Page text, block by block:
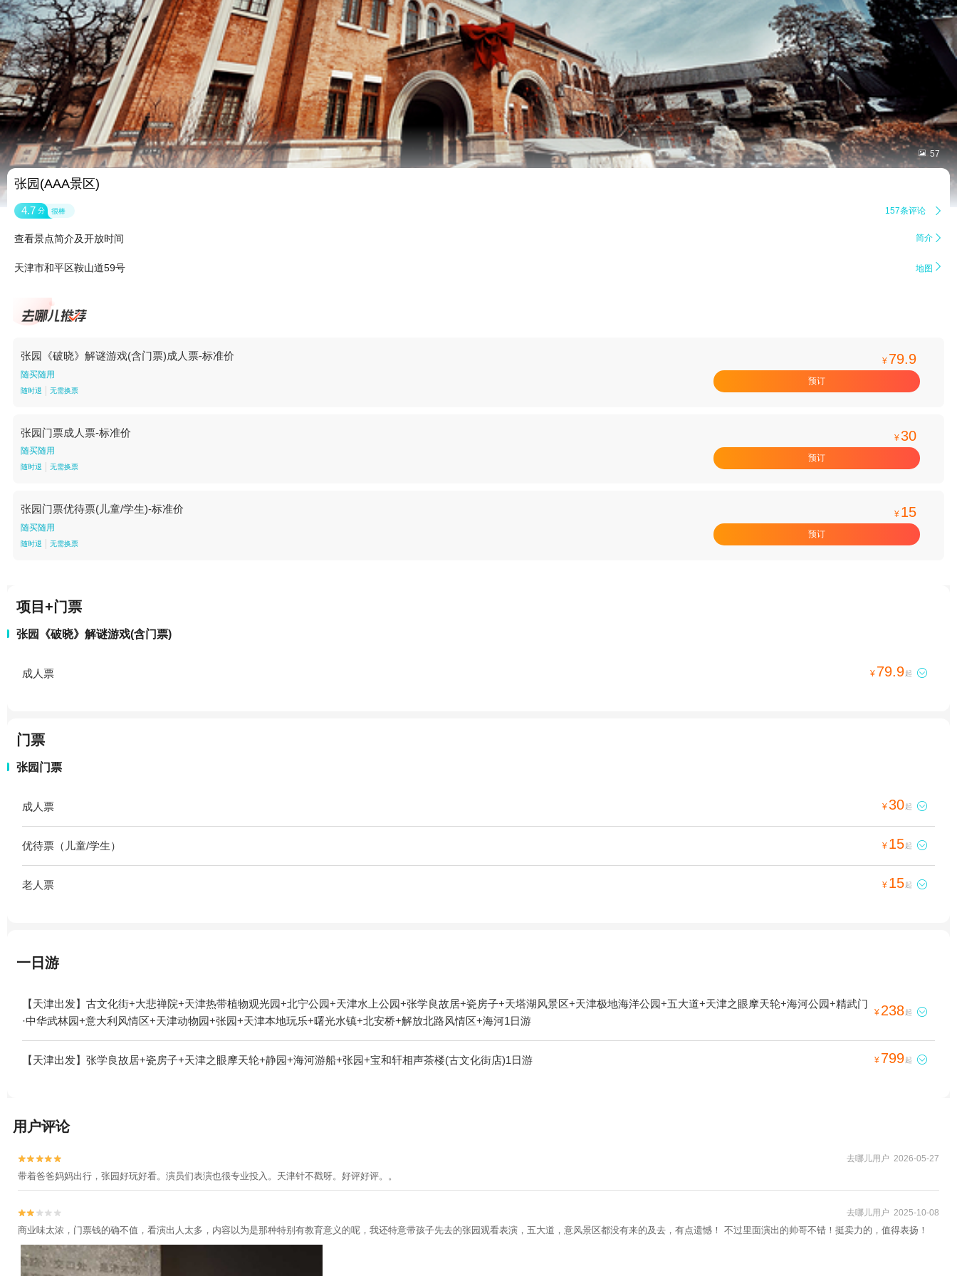
 57
张园(AAA景区)
4.7 分 很棒 157条评论 
查看景点简介及开放时间 简介 
天津市和平区鞍山道59号 地图 
张园《破晓》解谜游戏(含门票)成人票-标准价
随买随用
随时退 无需换票
¥ 79.9
预订
张园门票成人票-标准价
随买随用
随时退 无需换票
¥30
预订
张园门票优待票(儿童/学生)-标准价
随买随用
随时退 无需换票
¥ 15
预订
项目+门票
张园《破晓》解谜游戏(含门票)
成人票 ¥ 79.9起 
门票
张园门票
成人票 ¥30起 
优待票（儿童/学生） ¥ 15起 
老人票 ¥ 15起 
一日游
【天津出发】古文化街+大悲禅院+天津热带植物观光园+北宁公园+天津水上公园+张学良故居+瓷房子+天塔湖风景区+天津极地海洋公园+五大道+天津之眼摩天轮+海河公园+精武门
·中华武林园+意大利风情区+天津动物园+张园+天津本地玩乐+曙光水镇+北安桥+解放北路风情区+海河1日游
¥ 238起 
【天津出发】张学良故居+瓷房子+天津之眼摩天轮+静园+海河游船+张园+宝和轩相声茶楼(古文化街店)1日游 ¥ 799起 
用户评论

 去哪儿用户 2026-05-27
带着爸爸妈妈出行，张园好玩好看。演员们表演也很专业投入。天津针不戳呀。好评好评。。

 去哪儿用户 2025-10-08
商业味太浓，门票钱的确不值，看演出人太多，内容以为是那种特别有教育意义的呢，我还特意带孩子先去的张园观看表演，五大道，意风景区都没有来的及去，有点遗憾！ 不过里面演出的帅哥不错！挺卖力的，值得表扬！